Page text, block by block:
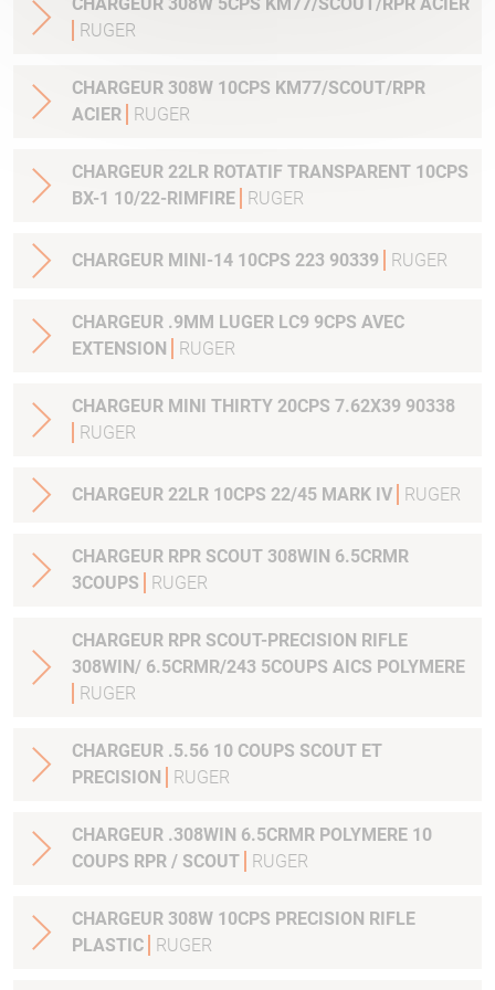
RUGER
CHARGEUR 308W 10CPS KM77/SCOUT/RPR
ACIER
RUGER
CHARGEUR 22LR ROTATIF TRANSPARENT 10CPS
BX-1 10/22-RIMFIRE
RUGER
CHARGEUR MINI-14 10CPS 223 90339 RUGER
CHARGEUR .9MM LUGER LC9 9CPS AVEC
EXTENSION
RUGER
CHARGEUR MINI THIRTY 20CPS 7.62X39 90338
RUGER
CHARGEUR 22LR 10CPS 22/45 MARK IV RUGER
CHARGEUR RPR SCOUT 308WIN 6.5CRMR
3COUPS
RUGER
CHARGEUR RPR SCOUT-PRECISION RIFLE
308WIN/ 6.5CRMR/243 5COUPS AICS POLYMERE
RUGER
CHARGEUR .5.56 10 COUPS SCOUT ET
PRECISION
RUGER
CHARGEUR .308WIN 6.5CRMR POLYMERE 10
COUPS RPR / SCOUT
RUGER
CHARGEUR 308W 10CPS PRECISION RIFLE
PLASTIC
RUGER